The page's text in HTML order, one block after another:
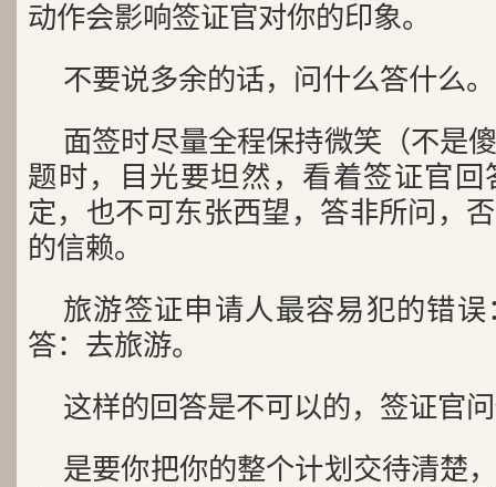
动作会影响签证官对你的印象。
不要说多余的话，问什么答什么。
面签时尽量全程保持微笑（不是
题时，目光要坦然，看着签证官
定，也不可东张西望，答非所问，
的信赖。
旅游签证申请人最容易犯的错
答：去旅游。
这样的回答是不可以的，签证官
是要你把你的整个计划交待清楚